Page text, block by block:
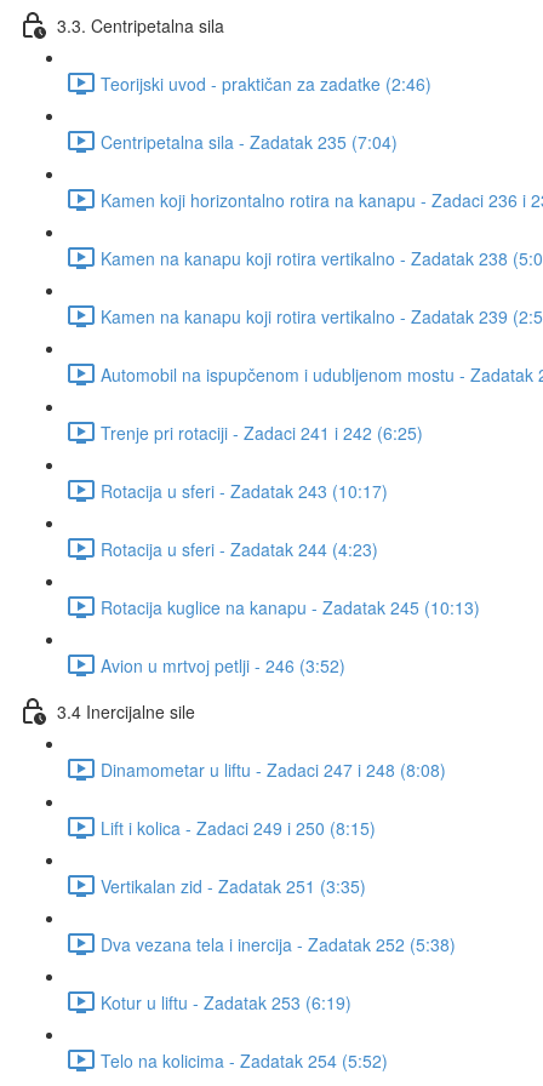
3.3. Centripetalna sila
Teorijski uvod - praktičan za zadatke (2:46)
Centripetalna sila - Zadatak 235 (7:04)
Kamen koji horizontalno rotira na kanapu - Zadaci 236 i
Kamen na kanapu koji rotira vertikalno - Zadatak 238
Kamen na kanapu koji rotira vertikalno - Zadatak 239
Automobil na ispupčenom i udubljenom mostu - Zadatak
Trenje pri rotaciji - Zadaci 241 i 242 (6:25)
Rotacija u sferi - Zadatak 243 (10:17)
Rotacija u sferi - Zadatak 244 (4:23)
Rotacija kuglice na kanapu - Zadatak 245 (10:13)
Avion u mrtvoj petlji - 246 (3:52)
3.4 Inercijalne sile
Dinamometar u liftu - Zadaci 247 i 248 (8:08)
Lift i kolica - Zadaci 249 i 250 (8:15)
Vertikalan zid - Zadatak 251 (3:35)
Dva vezana tela i inercija - Zadatak 252 (5:38)
Kotur u liftu - Zadatak 253 (6:19)
Telo na kolicima - Zadatak 254 (5:52)